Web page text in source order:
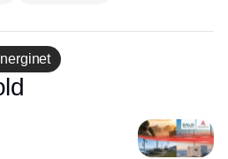
Annonce